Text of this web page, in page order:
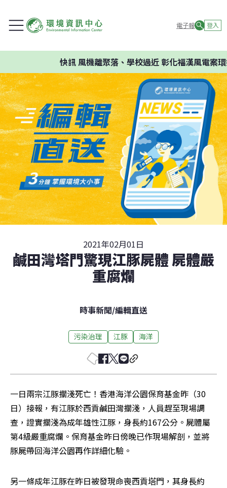
電子報 登入
快訊風機離聚落、學校過近 彰化福漢風電案環
2021年02月01日
鹹田灣塔門驚現江豚屍體 屍體嚴
重腐爛
時事新聞/編輯直送
污染治理 江豚 海洋
一日兩宗江豚擱淺死亡！香港海洋公園保育基金昨（30
日）接報，有江豚於西貢鹹田灣擱淺，人員趕至現場調
查，證實擱淺為成年雄性江豚，身長約167公分。屍體屬
第4級嚴重腐爛。保育基金昨日傍晚已作現場解剖，並將
豚屍帶回海洋公園再作詳細化驗。
另一條成年江豚在昨日被發現命喪西貢塔門，其身長約